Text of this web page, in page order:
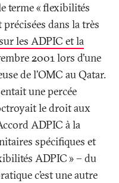
terme «flexibilités
dans la très
les ADPIC et la
2001 lors d’une
de l’OMC au Qatar.
une percée
le droit aux
ADPIC à la
spécifiques et
ADPIC» – du
c’est une autre